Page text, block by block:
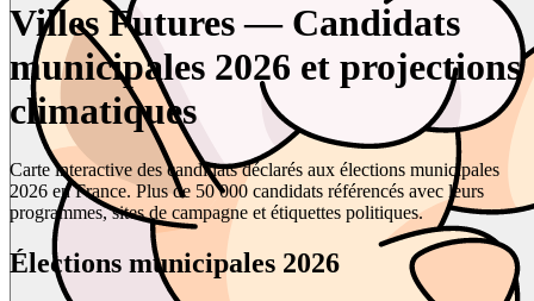
Villes Futures — Candidats
municipales 2026 et projections
climatiques
Carte interactive des candidats déclarés aux élections municipales
2026 en France. Plus de 50 000 candidats référencés avec leurs
programmes, sites de campagne et étiquettes politiques.
Élections municipales 2026